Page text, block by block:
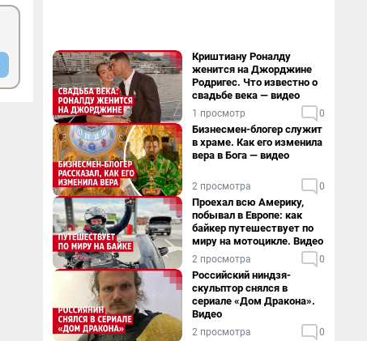
Криштиану Роналду
женится на Джорджине
Родригес. Что известно о
свадьбе века — видео
1 просмотр 0
Бизнесмен-блогер служит
в храме. Как его изменила
вера в Бога — видео
2 просмотра 0
Проехал всю Америку,
побывал в Европе: как
байкер путешествует по
миру на мотоцикле. Видео
2 просмотра 0
Российский ниндзя-
скульптор снялся в
сериале «Дом Дракона».
Видео
2 просмотра 0